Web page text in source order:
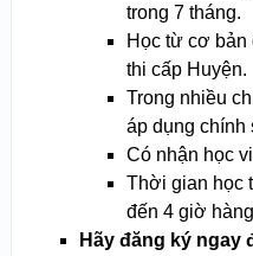
trong 7 tháng.
Học từ cơ bản
thi cấp Huyện.
Trong nhiều
áp dụng chính
Có nhận học
Thời gian học
đến 4 giờ
Hãy đăng ký ngay